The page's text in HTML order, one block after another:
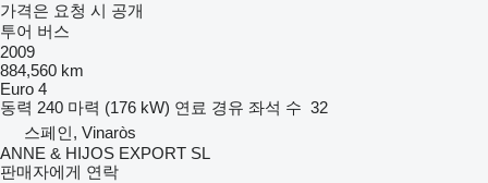
가격은 요청 시 공개
투어 버스
2009
884,560 km
Euro 4
동력 240 마력 (176 kW) 연료 경유 좌석 수 32
스페인, Vinaròs
ANNE & HIJOS EXPORT SL
판매자에게 연락